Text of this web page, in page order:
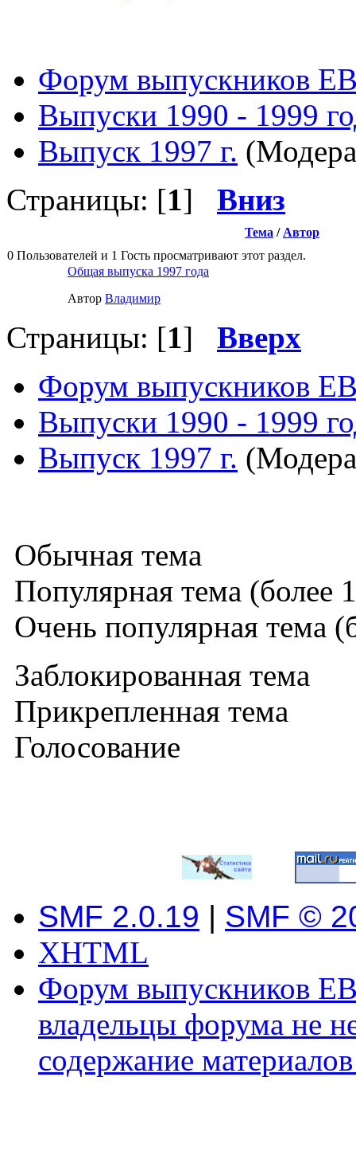
Форум выпускников
Выпуски 1990 - 1999
Выпуск 1997 г.
Страницы: [1] Вниз
Тема / Автор
0 Пользователей и 1 Гость просматривают этот раздел.
Общая выпуска 1997 года
Автор Влaдимир
Страницы: [1] Вверх
Форум выпускников
Выпуски 1990 - 1999
Выпуск 1997 г.
Обычная тема
Популярная тема (более
Очень популярная тема
Заблокированная тема
Прикрепленная тема
Голосование
SMF 2.0.19 | SMF ©
XHTML
Форум выпускников
владельцы форума не
содержание